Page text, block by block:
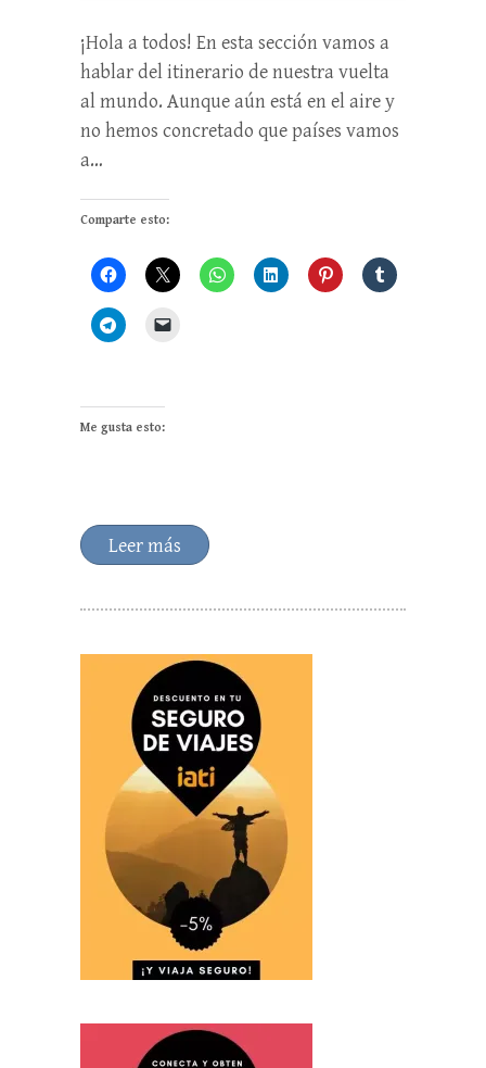
¡Hola a todos! En esta sección vamos a
hablar del itinerario de nuestra vuelta
al mundo. Aunque aún está en el aire y
no hemos concretado que países vamos
a…
Comparte esto:
Me gusta esto:
Leer más